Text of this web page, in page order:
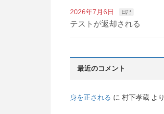
2026年7月6日 日記
テストが返却される
最近のコメント
身を正される に 村下孝蔵 より